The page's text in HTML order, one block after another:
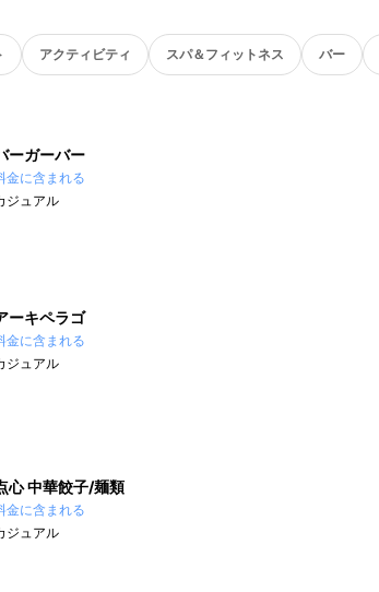
アクティビティ スパ＆フィットネス バー
ーガーバー
金に含まれる
ジュアル
ーキペラゴ
金に含まれる
ジュアル
心 中華餃子/麺類
金に含まれる
ジュアル